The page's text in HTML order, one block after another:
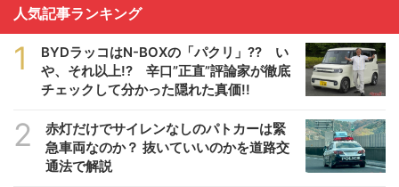
人気記事ランキング
1
BYDラッコはN-BOXの「パクリ」?? い
や、それ以上!? 辛口”正直”評論家が徹底
チェックして分かった隠れた真価!!
2
赤灯だけでサイレンなしのパトカーは緊
急車両なのか？ 抜いていいのかを道路交
通法で解説